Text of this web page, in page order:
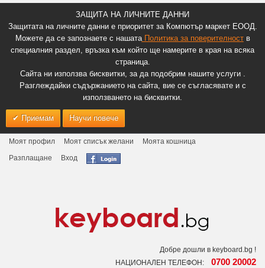
ЗАЩИТА НА ЛИЧНИТЕ ДАННИ
Защитата на личните данни е приоритет за Компютър маркет ЕООД.
Можете да се запознаете с нашатаПолитика за поверителноств
специалния раздел, връзка към който ще намерите в края на всяка
страница.
Сайта ни използва бисквитки, за да подобрим нашите услуги .
Разглеждайки съдържанието на сайта, вие се съгласявате и с
използването на бисквитки.
Приемам Научи повече
Моят профил Моят списък желани
Моята кошница
Разплащане
Вход
Добре дошли в keyboard.bg !
НАЦИОНАЛЕН ТЕЛЕФОН: 0700 20002